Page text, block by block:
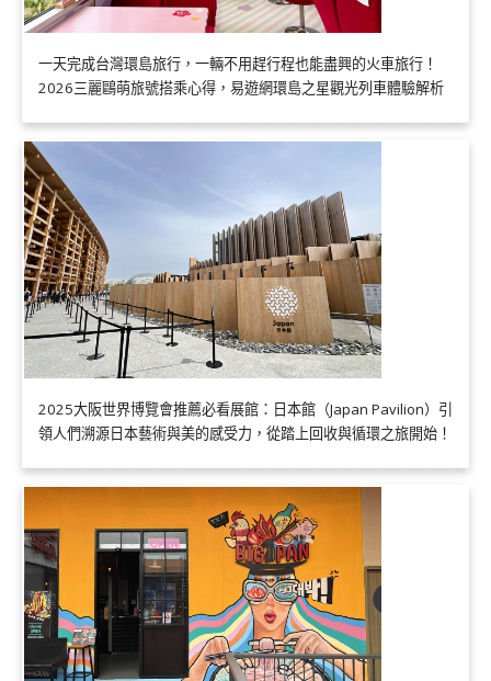
一天完成台灣環島旅行，一輛不用趕行程也能盡興的火車旅行！
2026三麗鷗萌旅號搭乘心得，易遊網環島之星觀光列車體驗解析
2025大阪世界博覽會推薦必看展館：日本館（Japan Pavilion）引
領人們溯源日本藝術與美的感受力，從踏上回收與循環之旅開始！